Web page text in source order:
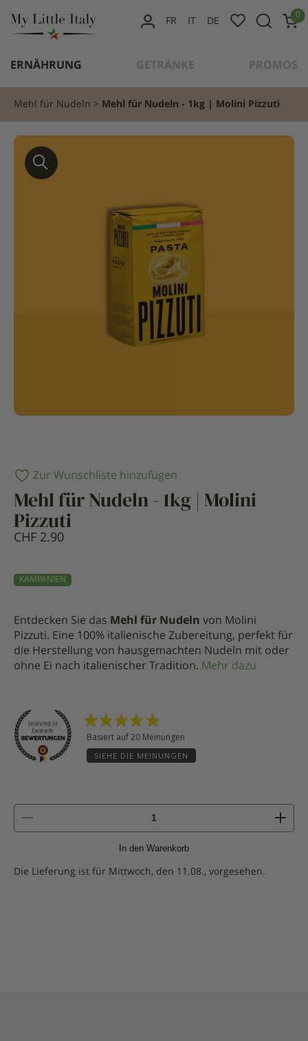
ERNÄHRUNG GETRÄNKE PROMOS
FR DE
0
Mehl für Nudeln Mehl für Nudeln - 1kg | Molini Pizzuti
Zur Wunschliste hinzufügen
Mehl für Nudeln - 1kg | Molini
Pizzuti
CHF 2.90
KAMPANIEN
Entdecken Sie das Mehl für Nudeln von Molini
Pizzuti. Eine 100% italienische Zubereitung, perfekt für
die Herstellung von hausgemachten Nudeln mit oder
ohne Ei nach italienischer Tradition. Mehr dazu
Basiert auf 20 Meinungen
SIEHE DIE MEINUNGEN
Nudeln
In den Warenkorb
Die Lieferung ist für Mittwoch, den 11.08., vorgesehen.